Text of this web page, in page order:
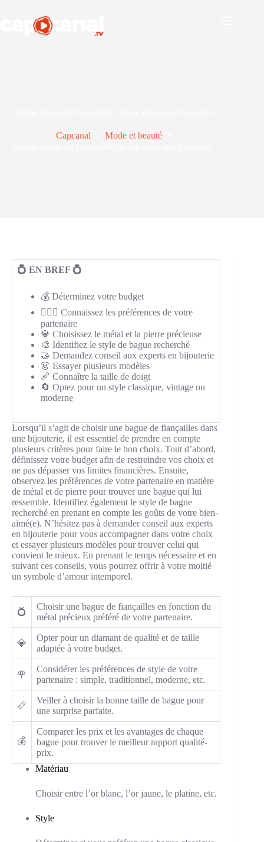
Capcanal
Mode et beauté
💍 EN BREF 💍
💰 Déterminez votre budget
👩‍❤️‍👨 Connaissez les préférences de votre
partenaire
💎 Choisissez le métal et la pierre précieuse
🎨 Identifiez le style de bague recherché
🤝 Demandez conseil aux experts en bijouterie
👗 Essayer plusieurs modèles
📏 Connaître la taille de doigt
🔄 Optez pour un style classique, vintage ou
moderne
Lorsqu’il s’agit de choisir une bague de fiançailles dans
une bijouterie, il est essentiel de prendre en compte
plusieurs critères pour faire le bon choix. Tout d’abord,
définissez votre budget afin de restreindre vos choix et
ne pas dépasser vos limites financières. Ensuite,
observez les préférences de votre partenaire en matière
de métal et de pierre pour trouver une bague qui lui
ressemble. Identifiez également le style de bague
recherché en prenant en compte les goûts de votre bien-
aimé(e). N’hésitez pas à demander conseil aux experts
en bijouterie pour vous accompagner dans votre choix
et essayer plusieurs modèles pour trouver celui qui
convient le mieux. En prenant le temps nécessaire et en
suivant ces conseils, vous pourrez offrir à votre moitié
un symbole d’amour intemporel.
💍
Choisir une bague de fiançailles en fonction du
métal précieux préféré de votre partenaire.
💎
Opter pour un diamant de qualité et de taille
adaptée à votre budget.
🌹
Considérer les préférences de style de votre
partenaire : simple, traditionnel, moderne, etc.
📏
Veiller à choisir la bonne taille de bague pour
une surprise parfaite.
💰
Comparer les prix et les avantages de chaque
bague pour trouver le meilleur rapport qualité-
prix.
Matériau
Choisir entre l’or blanc, l’or jaune, le platine, etc.
Style